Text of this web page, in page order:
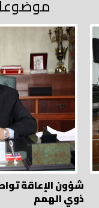
شؤون الإعاقة
ذوي الهمم